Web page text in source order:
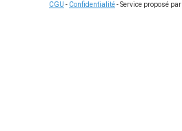
CGU - Confidentialité- Service proposé par